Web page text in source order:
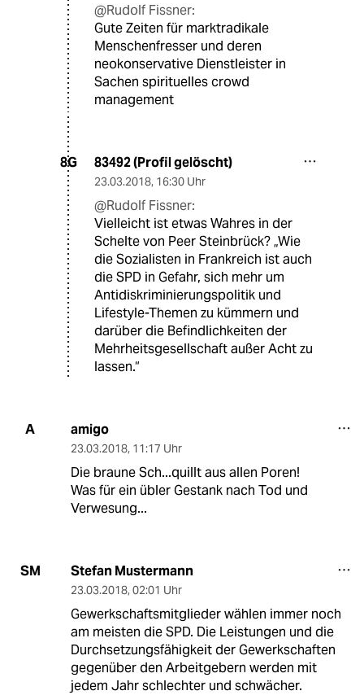
@Rudolf Fissner:
Gute Zeiten für marktradikale
Menschenfresser und deren
neokonservative Dienstleister in
Sachen spirituelles crowd
management
8G 83492 (Profil gelöscht)
23.03.2018, 16:30 Uhr
@Rudolf Fissner:
Vielleicht ist etwas Wahres in der
Schelte von Peer Steinbrück? „Wie
die Sozialisten in Frankreich ist auch
die SPD in Gefahr, sich mehr um
Antidiskriminierungspolitik und
Lifestyle-Themen zu kümmern und
darüber die Befindlichkeiten der
Mehrheitsgesellschaft außer Acht zu
lassen.“
A amigo
23.03.2018, 11:17 Uhr
Die braune Sch...quillt aus allen Poren!
Was für ein übler Gestank nach Tod und
Verwesung...
SM Stefan Mustermann
23.03.2018, 02:01 Uhr
Gewerkschaftsmitglieder wählen immer noch
am meisten die SPD. Die Leistungen und die
Durchsetzungsfähigkeit der Gewerkschaften
gegenüber den Arbeitgebern werden mit
jedem Jahr schlechter und schwächer.